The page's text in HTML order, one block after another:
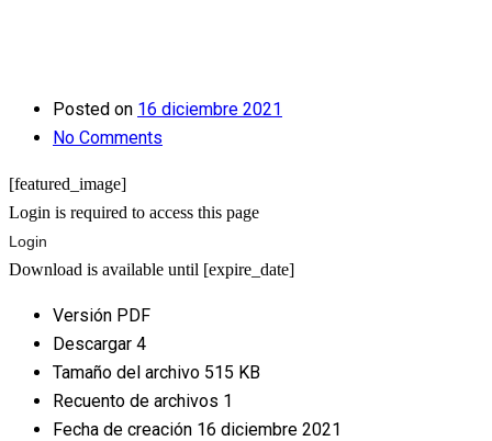
Posted on 16 diciembre 2021
No Comments
[featured_image]
Login is required to access this page
Login
Download is available until [expire_date]
Versión PDF
Descargar 4
Tamaño del archivo 515 KB
Recuento de archivos 1
Fecha de creación 16 diciembre 2021